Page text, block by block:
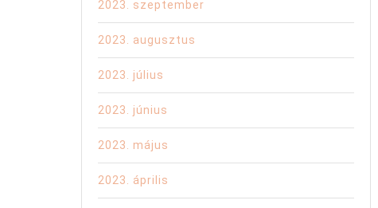
2023. szeptember
2023. augusztus
2023. július
2023. június
2023. május
2023. április